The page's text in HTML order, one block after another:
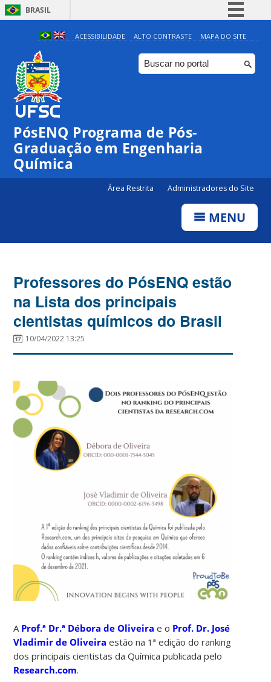
BRASIL
Simplifique!
Comunica BR
Participe
Canais
ACESSIBILIDADE ALTO CONTRASTE MAPA DO SITE
PósENQ Programa de Pós-
Graduação em Engenharia
Química
Área Restrita Administradores do Site
MENU
Professores do PósENQ estão
na Lista dos principais
cientistas químicos do Brasil
10/04/2022 13:25
A Prof.ª Dr.ª Débora de Oliveirae o Prof. Dr. José
Vladimir de Oliveira estão na 1ª edição do ranking
dos principais cientistas da Química publicada pelo
Research.com.